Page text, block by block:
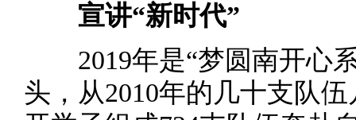
宣讲“新时代”
2019年是“梦圆南开心系
头，从2010年的几十支队